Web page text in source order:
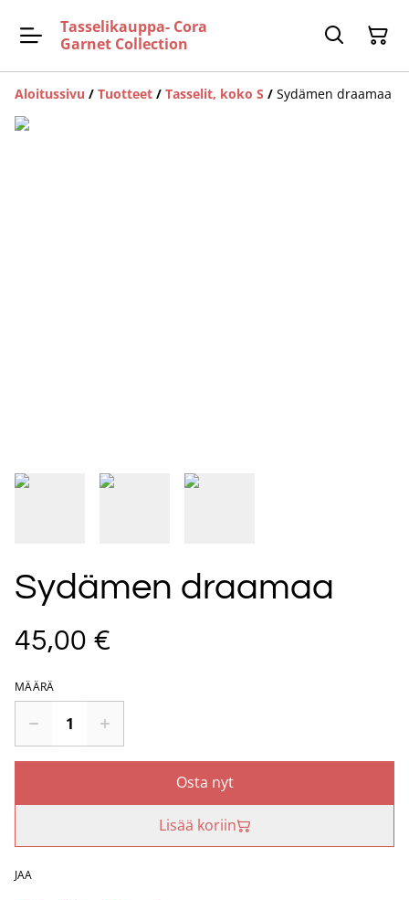
Tasselikauppa- Cora
Garnet Collection
Aloitussivu / Tuotteet / Tasselit, koko S / Sydämen draamaa
Sydämen draamaa
45,00 €
MÄÄRÄ
Osta nyt
Lisää koriin
JAA